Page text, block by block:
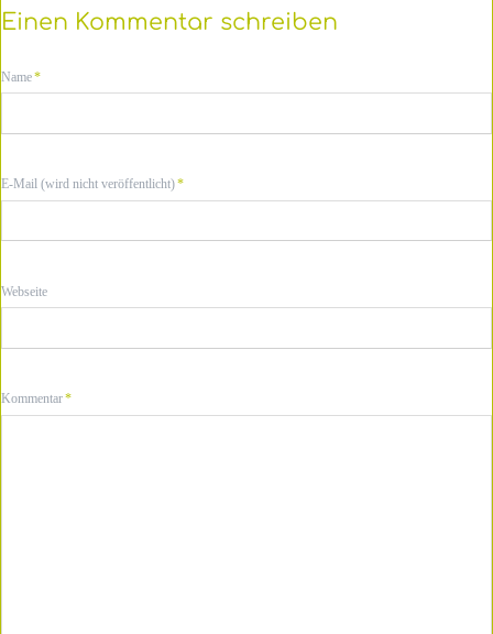
Einen Kommentar schreiben
Pflichtfeld
Name*
Pflichtfeld
E-Mail (wird nicht veröffentlicht)*
Webseite
Pflichtfeld
Kommentar*